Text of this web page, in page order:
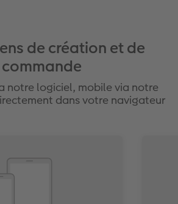
de création et de
commande
notre logiciel, mobile via notre
dans votre navigateur